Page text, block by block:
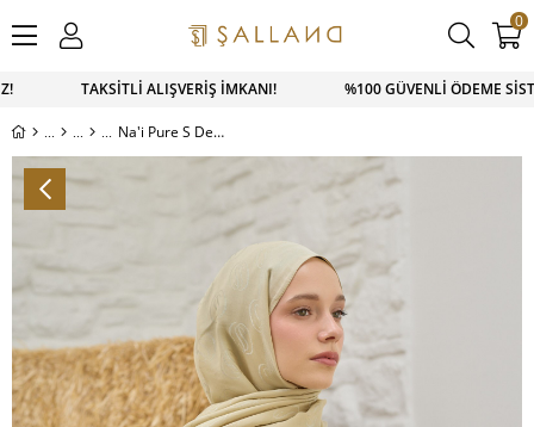
TAKSİTLİ ALIŞVERİŞ İMKANI! %100 GÜVENLİ ÖDEME
0
Na'i Pure S Desen Şal Lime